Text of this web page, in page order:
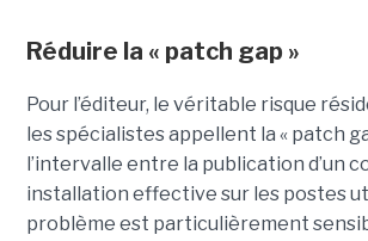
Réduire la « patch gap »
Pour l’éditeur, le véritable risque
les spécialistes appellent la « patch
l’intervalle entre la publication d’un
installation effective sur les postes
problème est particulièrement